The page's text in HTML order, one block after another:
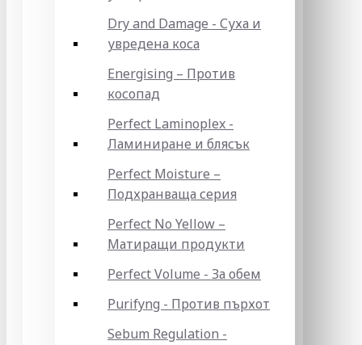
Dry and Damage - Суха и
увредена коса
Energising – Против
косопад
Perfect Laminoplex -
Ламиниране и блясък
Perfect Moisture –
Подхранваща серия
Perfect No Yellow –
Матиращи продукти
Perfect Volume - За обем
Purifyng - Против пърхот
Sebum Regulation -